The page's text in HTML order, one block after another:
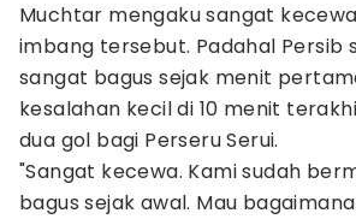
Muchtar mengaku sangat
imbang tersebut. Padahal Persib
sangat bagus sejak menit
kesalahan kecil di 10 menit
dua gol bagi Perseru Serui.
"Sangat kecewa. Kami sudah
bagus sejak awal. Mau